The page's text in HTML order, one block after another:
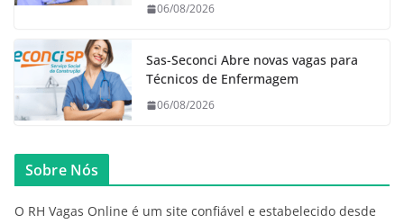
06/08/2026
Sas-Seconci Abre novas vagas para
Técnicos de Enfermagem
06/08/2026
Sobre Nós
O RH Vagas Online é um site confiável e estabelecido desde